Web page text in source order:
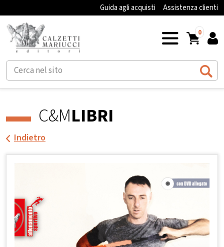
Guida agli acquisti Assistenza clienti
0
C&MLIBRI
Indietro